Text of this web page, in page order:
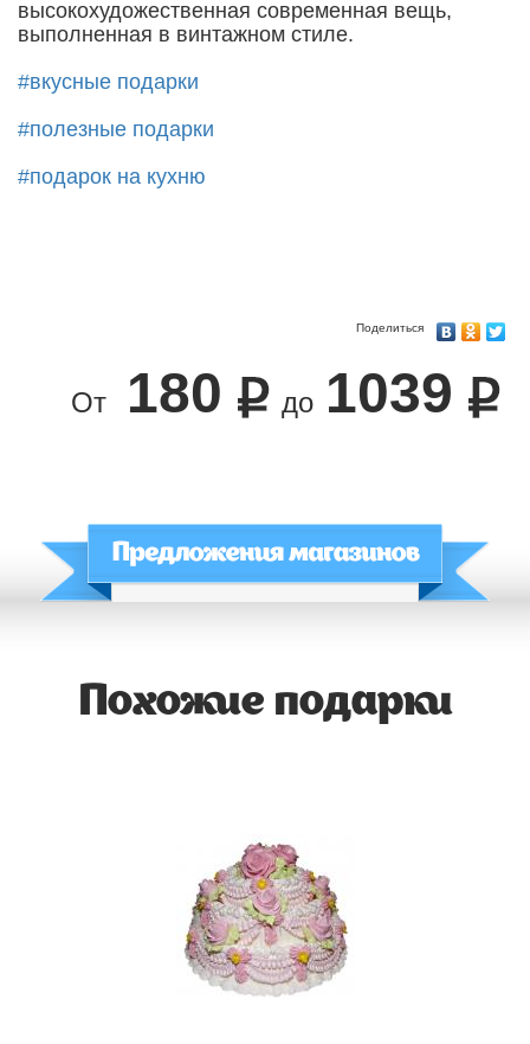
высокохудожественная современная вещь,
выполненная в винтажном стиле.
#вкусные подарки
#полезные подарки
#подарок на кухню
Поделиться
От 180 до 1039
Похожие подарки